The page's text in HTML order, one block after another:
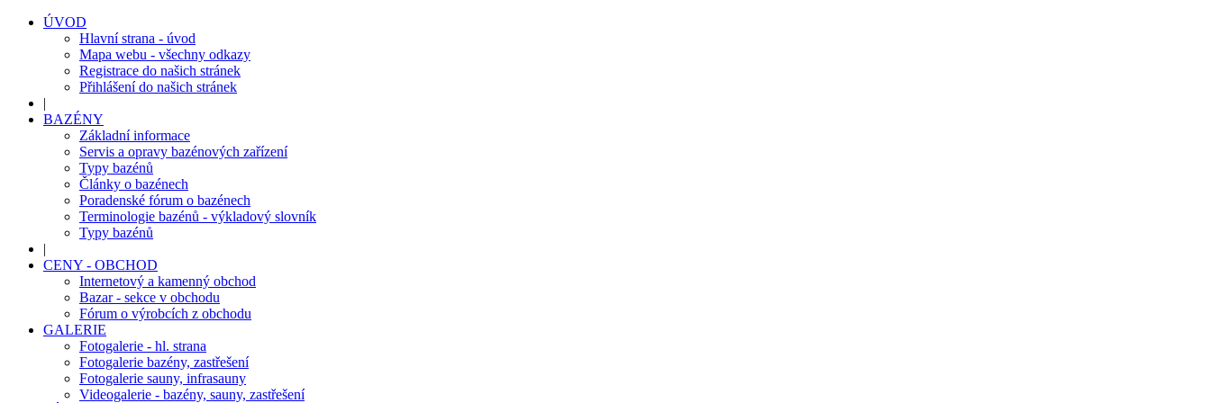
ÚVOD
Hlavní strana - úvod
Mapa webu - všechny odkazy
Registrace do našich stránek
Přihlášení do našich stránek
|
BAZÉNY
Základní informace
Servis a opravy bazénových zařízení
Typy bazénů
Články o bazénech
Poradenské fórum o bazénech
Terminologie bazénů - výkladový slovník
Typy bazénů
|
CENY - OBCHOD
Internetový a kamenný obchod
Bazar - sekce v obchodu
Fórum o výrobcích z obchodu
GALERIE
Fotogalerie - hl. strana
Fotogalerie bazény, zastřešení
Fotogalerie sauny, infrasauny
Videogalerie - bazény, sauny, zastřešení